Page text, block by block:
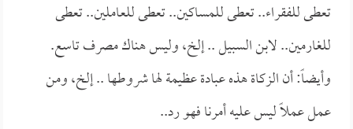
تعطى للفقراء.. تعطى للمساكين.. تعطى للعاملين.. تعطى
للغارمين.. لابن السبيل .. إلخ، وليس هناك مصرف تاسع.
وأيضاً: أن الزكاة هذه عبادة عظيمة لها شروطها .. إلخ، ومن
عمل عملاً ليس عليه أمرنا فهو رد..